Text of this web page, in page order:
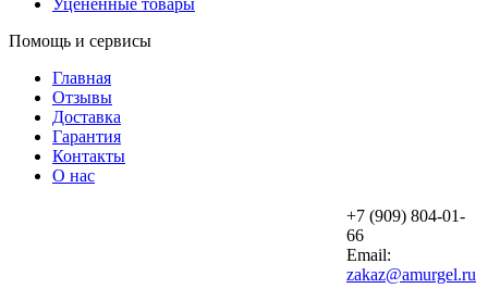
Уцененные товары
Помощь и сервисы
Главная
Отзывы
Доставка
Гарантия
Контакты
О нас
+7 (909) 804-01-
66
Email:
zakaz@amurgel.ru